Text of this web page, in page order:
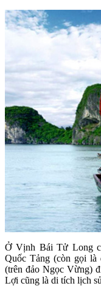
Ở Vịnh Bái Tử Long
Quốc Tảng (còn gọi
(trên đảo Ngọc Vừng)
Lợi cũng là di tích lịch